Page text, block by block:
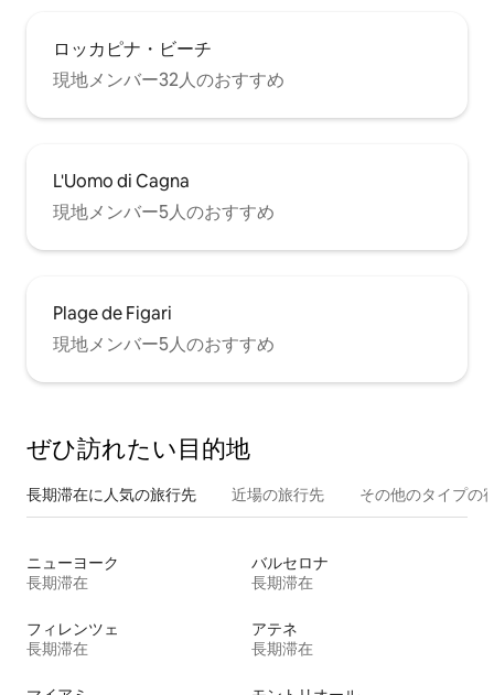
ロッカピナ・ビーチ
現地メンバー32人のおすすめ
L'Uomo di Cagna
現地メンバー5人のおすすめ
Plage de Figari
現地メンバー5人のおすすめ
ぜひ訪⁠れ⁠た⁠い目⁠的⁠地
長期滞在に人気の旅行先 近場の旅行先 その他のタ⁠イ⁠プ⁠の
ニューヨーク
長期滞在
バルセロナ
長期滞在
フィレンツェ
長期滞在
アテネ
長期滞在